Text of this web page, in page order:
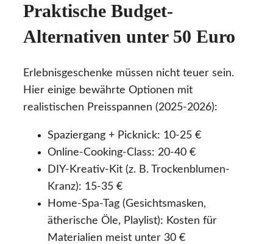
Praktische Budget-
Alternativen unter 50 Euro
Erlebnisgeschenke müssen nicht teuer sein.
Hier einige bewährte Optionen mit
realistischen Preisspannen (2025-2026):
Spaziergang + Picknick: 10-25 €
Online-Cooking-Class: 20-40 €
DIY-Kreativ-Kit (z. B. Trockenblumen-
Kranz): 15-35 €
Home-Spa-Tag (Gesichtsmasken,
ätherische Öle, Playlist): Kosten für
Materialien meist unter 30 €